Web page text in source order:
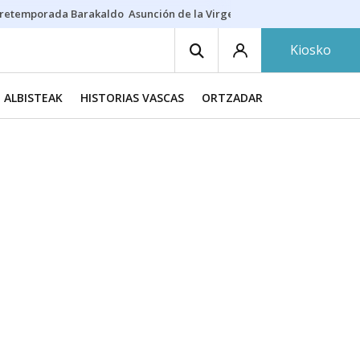
Barakaldo Asunción de la Virgen
Kiosko
ALBISTEAK HISTORIAS VASCAS ORTZADAR